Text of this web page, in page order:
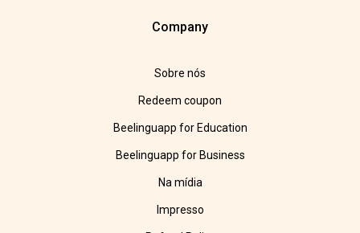
Company
Sobre nós
Redeem coupon
Beelinguapp for Education
Beelinguapp for Business
Na mídia
Impresso